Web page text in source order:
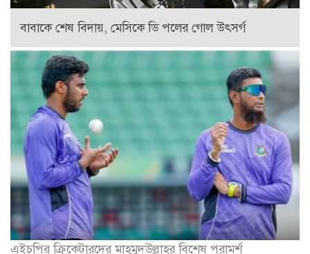
বাবাকে শেষ বিদায়, মেসিকে ডি পলের গোল উৎসর্গ
এইচপির ক্রিকেটারদের মাহমুদউল্লাহর বিশেষ পরামর্শ